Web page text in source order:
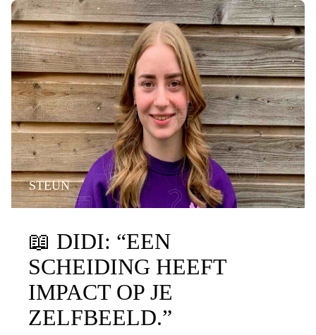
STEUN
📖 DIDI: “EEN
SCHEIDING HEEFT
IMPACT OP JE
ZELFBEELD.”